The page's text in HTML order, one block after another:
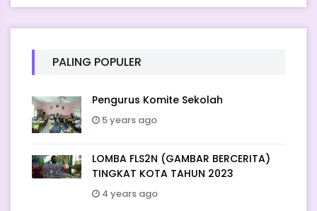
PALING POPULER
Pengurus Komite Sekolah
5 years ago
LOMBA FLS2N (GAMBAR BERCERITA)
TINGKAT KOTA TAHUN 2023
4 years ago